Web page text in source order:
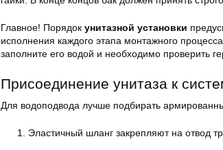
Главное! Порядок унитазной установки
исполнения каждого этапа монтажного
заполните его водой и необходимо проверить
Присоединение унитаза к
Для водоподвода лучше подбирать
Эластичный шланг закрепляют на отвод